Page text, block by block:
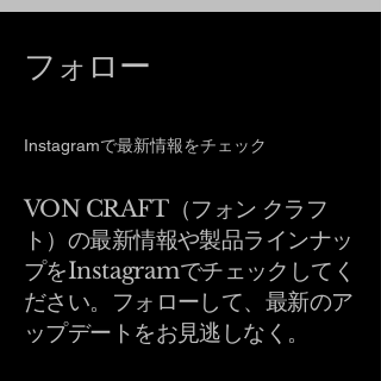
フォロー
Instagramで最新情報をチェック
VON CRAFT（フォン クラフ
ト）の最新情報や製品ラインナッ
プをInstagramでチェックしてく
ださい。フォローして、最新のア
ップデートをお見逃しなく。